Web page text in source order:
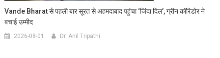
Vande Bharat से पहली बार सूरत से अहमदाबाद पहुंचा ‘जिंदा दिल’, ग्रीन कॉरिडोर ने
बचाई उम्मीद
2026-08-01 Dr. Anil Tripathi